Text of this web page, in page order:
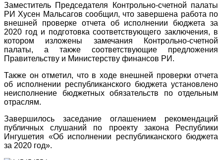
Заместитель Председателя Контрольно-счетной палаты
РИ Хусен Мальсагов сообщил, что завершена работа по
внешней проверке отчета об исполнении бюджета за
2020 год и подготовка соответствующего заключения, в
котором изложены замечания Контрольно-счетной
палаты, а также соответствующие предложения
Правительству и Министерству финансов РИ.
Также он отметил, что в ходе внешней проверки отчета
об исполнении республиканского бюджета установлено
неисполнение бюджетных обязательств по отдельным
отраслям.
Завершилось заседание оглашением рекомендаций
публичных слушаний по проекту закона Республики
Ингушетия «Об исполнении республиканского бюджета
за 2020 год».